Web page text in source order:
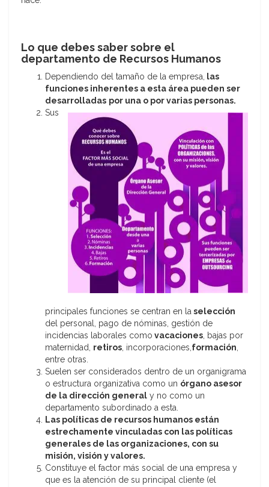
Lo que debes saber sobre el
departamento de Recursos Humanos
Dependiendo del tamaño de la empresa, las
funciones inherentes a esta área pueden ser
desarrolladas por una o por varias personas.
Sus
principales funciones se centran en laselección
del personal, pago de nóminas, gestión de
incidencias laborales como vacaciones, bajas por
maternidad, retiros, incorporaciones,formación,
entre otras.
Suelen ser considerados dentro de un organigrama
o estructura organizativa como un órgano asesor
de la dirección general y no como un
departamento subordinado a esta.
Las políticas de recursos humanos están
estrechamente vinculadas con las políticas
generales de las organizaciones, con su
misión, visión y valores.
Constituye el factor más social de una empresa y
que es la atención de su principal cliente (el